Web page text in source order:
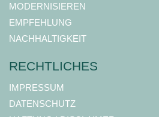
MODERNISIEREN
EMPFEHLUNG
NACHHALTIGKEIT
RECHTLICHES
IMPRESSUM
DATENSCHUTZ